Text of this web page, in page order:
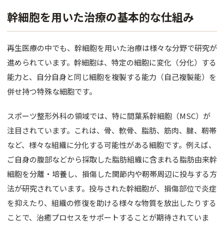
幹細胞を用いた治療の基本的な仕組み
再生医療の中でも、幹細胞を用いた治療は様々な分野で研究が
進められています。幹細胞は、特定の細胞に変化（分化）する
能力と、自分自身と同じ細胞を複製する能力（自己複製能）を
併せ持つ特殊な細胞です。
スポーツ整形外科の領域では、特に間葉系幹細胞（MSC）が
注目されています。これは、骨、軟骨、脂肪、筋肉、腱、靭帯
など、様々な組織に分化する可能性がある細胞です。例えば、
ご自身の腹部などから採取した脂肪組織に含まれる脂肪由来幹
細胞を分離・培養し、損傷した関節内や靭帯周辺に投与する方
法が研究されています。投与された幹細胞が、損傷部位で炎症
を抑えたり、組織の修復を助ける様々な物質を放出したりする
ことで、治癒プロセスをサポートすることが期待されていま